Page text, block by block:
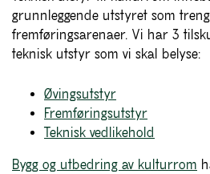
grunnleggende utstyret som
fremføringsarenaer. Vi har 3
teknisk utstyr som vi skal belyse:
Øvingsutstyr
Fremføringsutstyr
Teknisk vedlikehold
Bygg og utbedring av kulturrom